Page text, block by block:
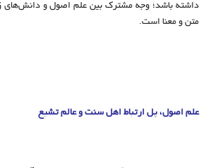
داشته باشد؛ وجه مشترک بین علم اصول و دانش‌های
متن و معنا است.
علم اصول، پل ارتباط اهل سنت و عالم تشیع